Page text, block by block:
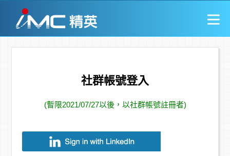
社群帳號登入
(暫限2021/07/27以後，以社群帳號註冊者)